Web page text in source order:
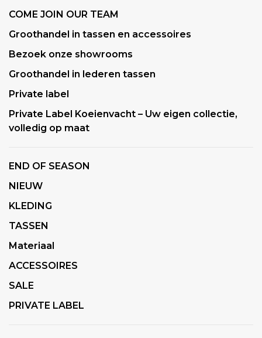
COME JOIN OUR TEAM
Groothandel in tassen en accessoires
Bezoek onze showrooms
Groothandel in lederen tassen
Private label
Private Label Koeienvacht – Uw eigen collectie,
volledig op maat
END OF SEASON
NIEUW
KLEDING
TASSEN
Materiaal
ACCESSOIRES
SALE
PRIVATE LABEL